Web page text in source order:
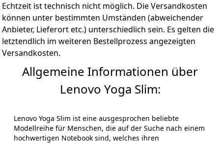
Echtzeit ist technisch nicht möglich. Die Versandkosten
können unter bestimmten Umständen (abweichender
Anbieter, Lieferort etc.) unterschiedlich sein. Es gelten die
letztendlich im weiteren Bestellprozess angezeigten
Versandkosten.
Allgemeine Informationen über
Lenovo Yoga Slim:
Lenovo Yoga Slim ist eine ausgesprochen beliebte
Modellreihe für Menschen, die auf der Suche nach einem
hochwertigen Notebook sind, welches ihren